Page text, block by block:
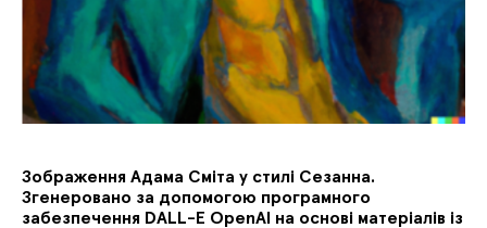
Зображення Адама Сміта у стилі Сезанна.
Згенеровано за допомогою програмного
забезпечення DALL-E OpenAI на основі матеріалів із